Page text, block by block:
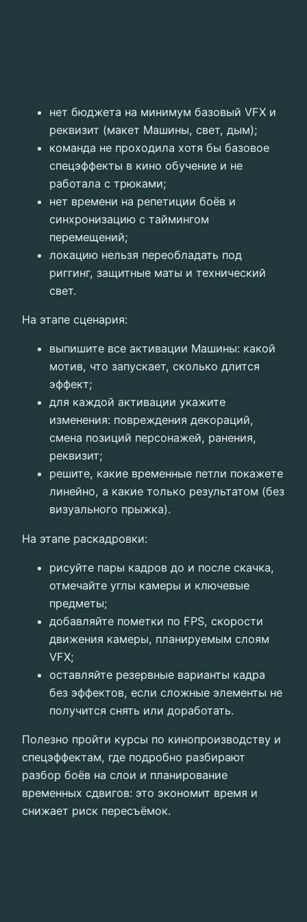
нет бюджета на минимум базовый VFX и
реквизит (макет Машины, свет, дым);
команда не проходила хотя бы базовое
спецэффекты в кино обучение и не
работала с трюками;
нет времени на репетиции боёв и
синхронизацию с таймингом
перемещений;
локацию нельзя переобладать под
риггинг, защитные маты и технический
свет.
На этапе сценария:
выпишите все активации Машины: какой
мотив, что запускает, сколько длится
эффект;
для каждой активации укажите
изменения: повреждения декораций,
смена позиций персонажей, ранения,
реквизит;
решите, какие временные петли покажете
линейно, а какие только результатом (без
визуального прыжка).
На этапе раскадровки:
рисуйте пары кадров до и после скачка,
отмечайте углы камеры и ключевые
предметы;
добавляйте пометки по FPS, скорости
движения камеры, планируемым слоям
VFX;
оставляйте резервные варианты кадра
без эффектов, если сложные элементы не
получится снять или доработать.
Полезно пройти курсы по кинопроизводству и
спецэффектам, где подробно разбирают
разбор боёв на слои и планирование
временных сдвигов: это экономит время и
снижает риск пересъёмок.